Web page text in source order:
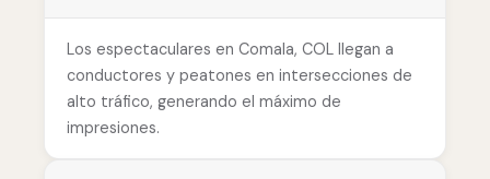
Los espectaculares en Comala, COL llegan a
conductores y peatones en intersecciones de
alto tráfico, generando el máximo de
impresiones.